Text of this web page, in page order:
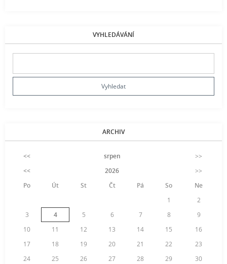
VYHLEDÁVÁNÍ
ARCHIV
<< srpen
>>
<<
2026
>>
Po
Út St Čt Pá So
Ne
1
2
3
4 5 6 7 8
9
10
11 12 13 14 15
16
17
18 19 20 21 22
23
24
25 26 27 28 29
30